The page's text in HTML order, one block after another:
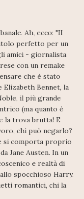
Ah, ecco: "II
perfetto per un
amici - giornalista
con un remake
che è stato
Bennet, la
il più grande
(ma quanto è
la trova brutta! E
chi può negarlo?
si comporta proprio
Jane Austen. In un
e realtà di
spocchioso Harry.
romantici, chi la